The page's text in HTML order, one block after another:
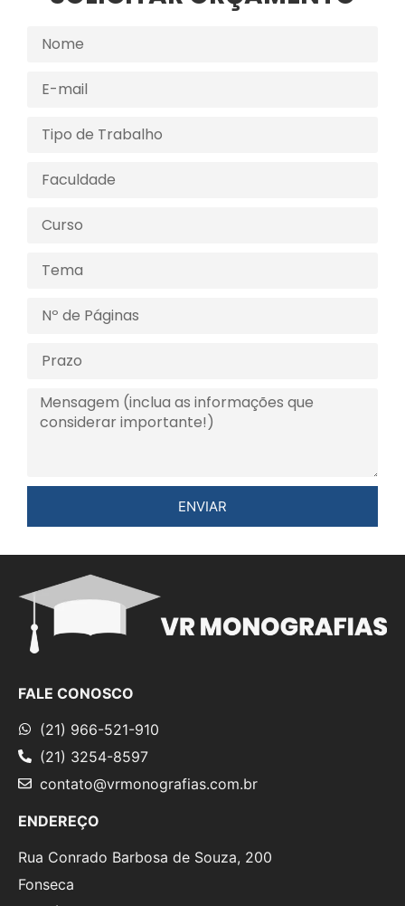
ENVIAR
FALE CONOSCO
(21) 966-521-910
(21) 3254-8597
contato@vrmonografias.com.br
ENDEREÇO
Rua Conrado Barbosa de Souza, 200
Fonseca